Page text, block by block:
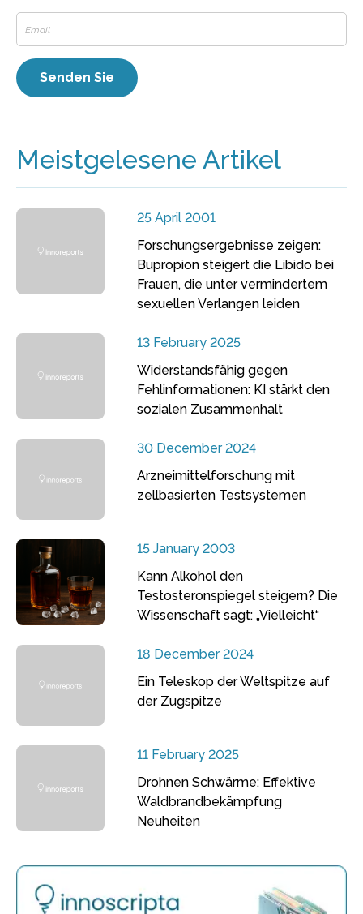
Meistgelesene Artikel
25 April 2001
Forschungsergebnisse zeigen:
Bupropion steigert die Libido bei
Frauen, die unter vermindertem
sexuellen Verlangen leiden
13 February 2025
Widerstandsfähig gegen
Fehlinformationen: KI stärkt den
sozialen Zusammenhalt
30 December 2024
Arzneimittelforschung mit
zellbasierten Testsystemen
15 January 2003
Kann Alkohol den
Testosteronspiegel steigern? Die
Wissenschaft sagt: „Vielleicht“
18 December 2024
Ein Teleskop der Weltspitze auf
der Zugspitze
11 February 2025
Drohnen Schwärme: Effektive
Waldbrandbekämpfung
Neuheiten